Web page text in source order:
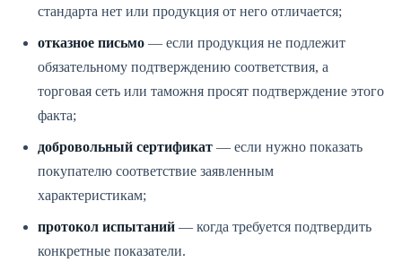
стандарта нет или продукция от него отличается;
отказное письмо — если продукция не подлежит
обязательному подтверждению соответствия, а
торговая сеть или таможня просят подтверждение этого
факта;
добровольный сертификат — если нужно показать
покупателю соответствие заявленным
характеристикам;
протокол испытаний — когда требуется подтвердить
конкретные показатели.